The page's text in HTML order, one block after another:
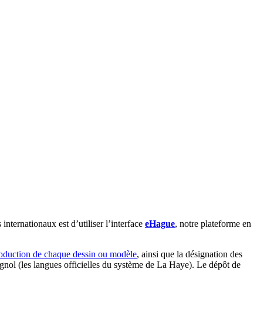
est d’utiliser l’interface eHague, notre plateforme en
de chaque dessin ou modèle, ainsi que la désignation des
(les langues officielles du système de La Haye). Le dépôt de